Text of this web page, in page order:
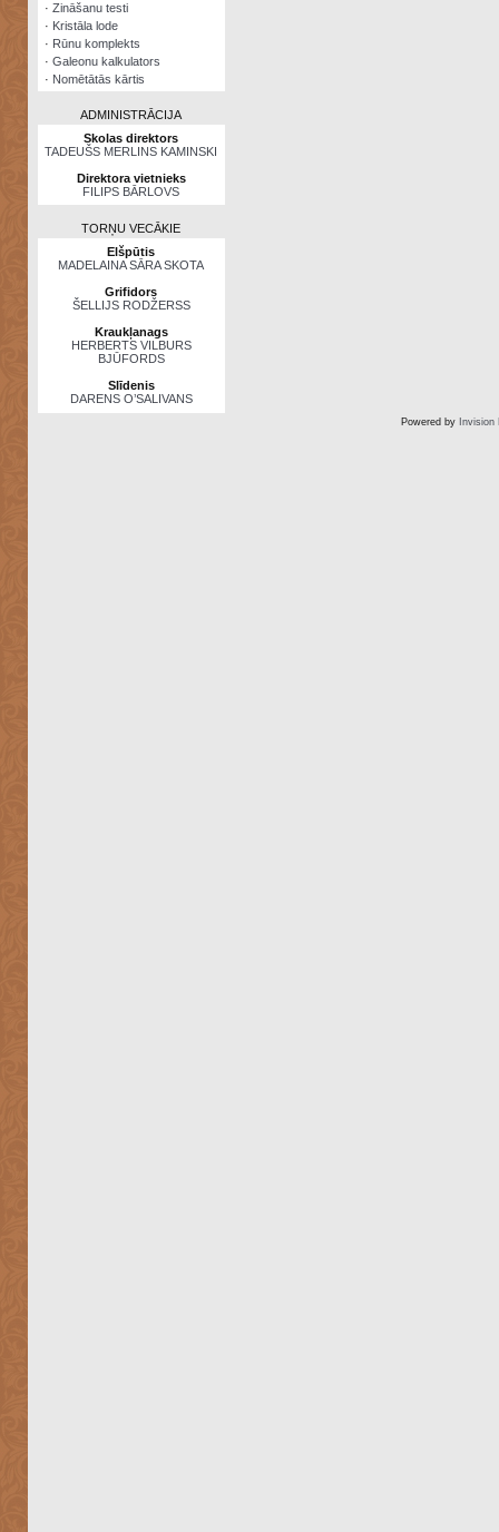
· Zināšanu testi
· Kristāla lode
· Rūnu komplekts
· Galeonu kalkulators
· Nomētātās kārtis
ADMINISTRĀCIJA
Skolas direktors
TADEUŠS MERLINS KAMINSKI
Direktora vietnieks
FILIPS BĀRLOVS
TORŅU VECĀKIE
Elšpūtis
MADELAINA SĀRA SKOTA
Grifidors
ŠELLIJS RODŽERSS
Kraukļanags
HERBERTS VILBURS
BJŪFORDS
Slīdenis
DARENS O’SALIVANS
Powered by Invision